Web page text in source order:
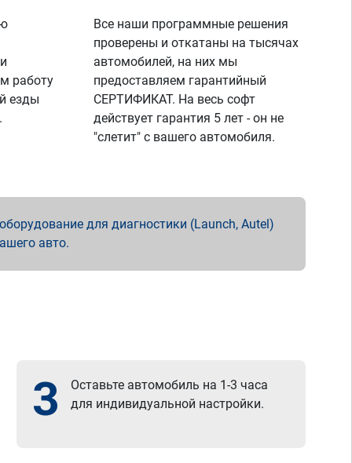
работу
езды
Все наши программные решения
проверены и откатаны на тысячах
автомобилей, на них мы
предоставляем гарантийный
СЕРТИФИКАТ. На весь софт
действует гарантия 5 лет - он не
"слетит" с вашего автомобиля.
для диагностики (Launch, Autel)
авто.
3
Оставьте автомобиль на 1-3 часа
для индивидуальной настройки.